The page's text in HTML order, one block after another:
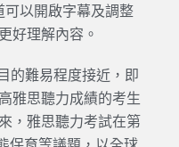
可以開啟字幕及調整
好理解內容。
的難易程度接近，即
雅思聽力成績的考生
，雅思聽力考試在第